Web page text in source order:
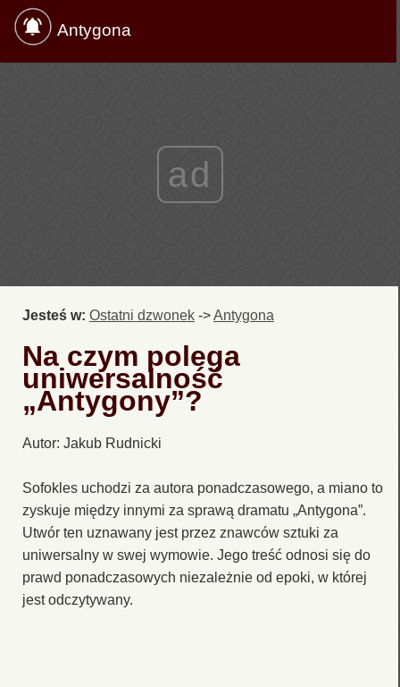
Antygona
ad
Jesteś w: Ostatni dzwonek ->Antygona
Na czym polega
uniwersalność
„Antygony”?
Autor: Jakub Rudnicki
Sofokles uchodzi za autora ponadczasowego, a miano to
zyskuje między innymi za sprawą dramatu „Antygona”.
Utwór ten uznawany jest przez znawców sztuki za
uniwersalny w swej wymowie. Jego treść odnosi się do
prawd ponadczasowych niezależnie od epoki, w której
jest odczytywany.